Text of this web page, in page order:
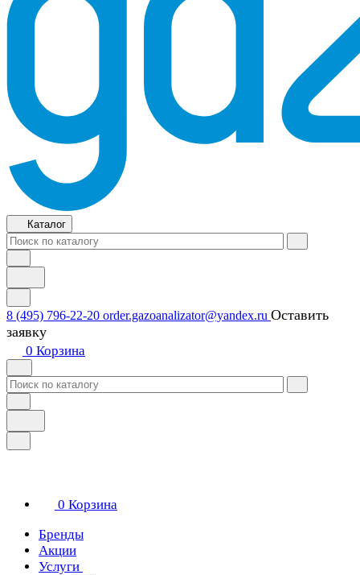
Каталог
8 (495) 796-22-20 order.gazoanalizator@yandex.ru Оставить
заявку
0 Корзина
0 Корзина
Бренды
Акции
Услуги